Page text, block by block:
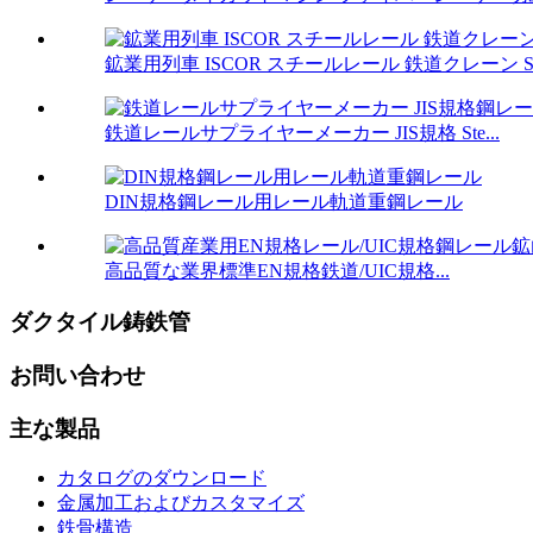
鉱業用列車 ISCOR スチールレール 鉄道クレーン
鉄道レールサプライヤーメーカー JIS規格 Ste...
DIN規格鋼レール用レール軌道重鋼レール
高品質な業界標準EN規格鉄道/UIC規格...
ダクタイル鋳鉄管
お問い合わせ
主な製品
カタログのダウンロード
金属加工およびカスタマイズ
鉄骨構造